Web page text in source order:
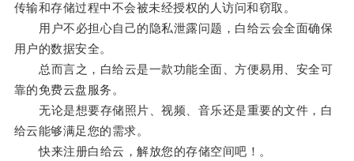
传输和存储过程中不会被未经授权的人访问和窃取。
用户不必担心自己的隐私泄露问题，白给云会全面确保
用户的数据安全。
总而言之，白给云是一款功能全面、方便易用、安全可
靠的免费云盘服务。
无论是想要存储照片、视频、音乐还是重要的文件，白
给云能够满足您的需求。
快来注册白给云，解放您的存储空间吧！。